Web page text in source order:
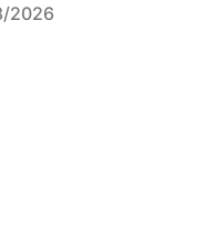
2026